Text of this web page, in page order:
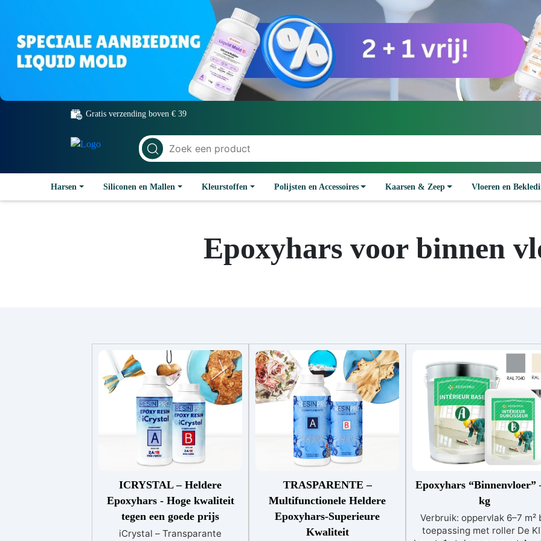
Gratis verzending boven € 39
Harsen Siliconen en Mallen Kleurstoffen Polijsten en Accessoires Kaarsen & Zeep Vloeren en
Epoxyhars voor binnen
ICRYSTAL – Heldere
Epoxyhars - Hoge kwaliteit
tegen een goede prijs
iCrystal – Transparante
TRASPARENTE –
Multifunctionele Heldere
Epoxyhars-Superieure
Kwaliteit
Epoxyhars “Binnenvloer”
kg
Verbruik: oppervlak 6–7 m²
toepassing met roller De